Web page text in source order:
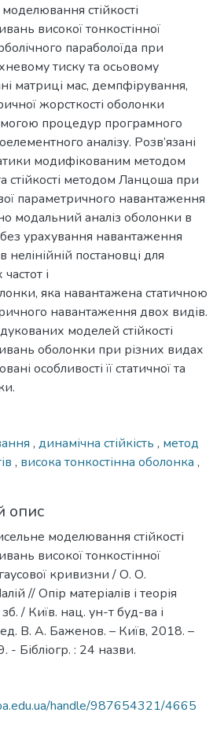
стійкості
високої тонкостінної
параболоїда при
тиску та осьовому
матриці мас, демпфірування,
жорсткості оболонки
процедур програмного
аналізу. Розв’язані
модифікованим методом
методом Ланцоша при
параметричного навантаження
модальний аналіз оболонки в
без урахування навантаження
постановці для
і
яка навантажена статичною
навантаження двох видів.
моделей стійкості
оболонки при різних видах
особливості її статичної та
, динамічна стійкість , метод
, висока тонкостінна оболонка ,
опис
моделювання стійкості
високої тонкостінної
кривизни / О. О.
// Опір матеріалів і теорія
/ Київ. нац. ун-т буд-ва і
В. А. Баженов. – Київ, 2018. –
Бібліогр. : 24 назви.
handle/987654321/4665